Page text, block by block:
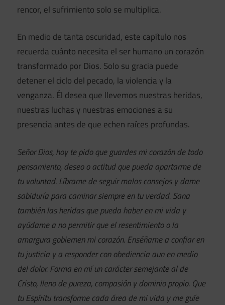
rencor, el sufrimiento solo se multiplica.
En medio de tanta oscuridad, este capítulo nos
recuerda cuánto necesita el ser humano un corazón
transformado por Dios. Solo su gracia puede
detener el ciclo del pecado, la violencia y la
venganza. Él desea que llevemos nuestras heridas,
nuestras luchas y nuestras emociones a su
presencia antes de que echen raíces profundas.
Señor Dios, hoy te pido que guardes mi corazón de todo
pensamiento, deseo o actitud que pueda apartarme de
tu voluntad. Líbrame de seguir malos consejos y dame
sabiduría para caminar siempre en tu verdad. Sana
también las heridas que pueda haber en mi vida y
ayúdame a no permitir que el resentimiento o la
amargura gobiernen mi corazón. Enséñame a confiar en
tu justicia y a responder con obediencia aun en medio
del dolor. Forma en mí un carácter semejante al de
Cristo, lleno de pureza, compasión y dominio propio. Que
tu Espíritu transforme cada área de mi vida y me guíe